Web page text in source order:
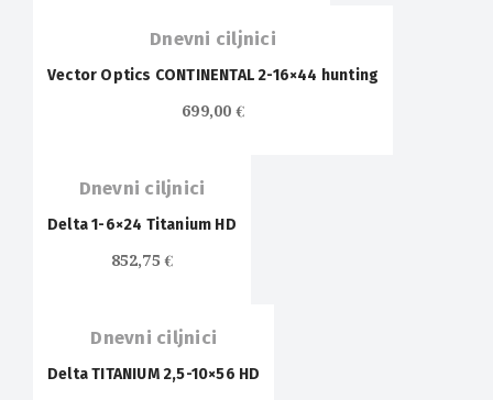
Dnevni ciljnici
Vector Optics CONTINENTAL 2-16×44 hunting
699,00€
Dnevni ciljnici
Delta 1-6×24 Titanium HD
852,75€
Dnevni ciljnici
Delta TITANIUM 2,5-10×56 HD